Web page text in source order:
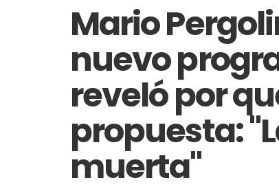
Mario
nuevo
reveló por
propuesta:
muerta"